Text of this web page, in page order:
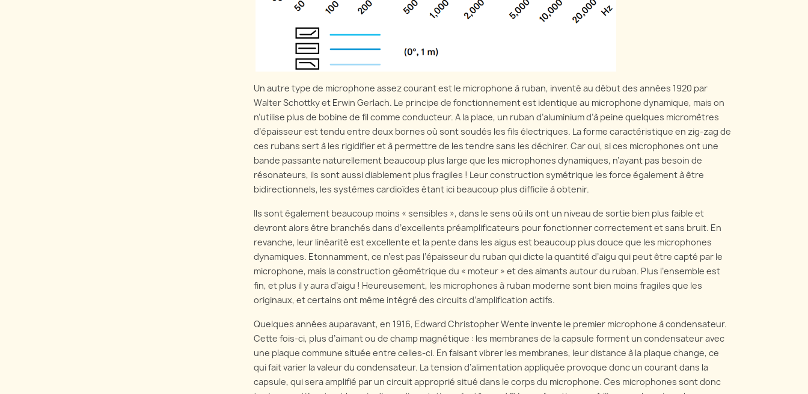
Un autre type de microphone assez courant est le microphone à ruban, inventé au début des années 1920 par
Walter Schottky et Erwin Gerlach. Le principe de fonctionnement est identique au microphone dynamique, mais on
n’utilise plus de bobine de fil comme conducteur. A la place, un ruban d’aluminium d’à peine quelques micromètres
d’épaisseur est tendu entre deux bornes où sont soudés les fils électriques. La forme caractéristique en zig-zag de
ces rubans sert à les rigidifier et à permettre de les tendre sans les déchirer. Car oui, si ces microphones ont une
bande passante naturellement beaucoup plus large que les microphones dynamiques, n’ayant pas besoin de
résonateurs, ils sont aussi diablement plus fragiles ! Leur construction symétrique les force également à être
bidirectionnels, les systèmes cardioïdes étant ici beaucoup plus difficile à obtenir.
Ils sont également beaucoup moins « sensibles », dans le sens où ils ont un niveau de sortie bien plus faible et
devront alors être branchés dans d’excellents préamplificateurs pour fonctionner correctement et sans bruit. En
revanche, leur linéarité est excellente et la pente dans les aigus est beaucoup plus douce que les microphones
dynamiques. Etonnamment, ce n’est pas l’épaisseur du ruban qui dicte la quantité d’aigu qui peut être capté par le
microphone, mais la construction géométrique du « moteur » et des aimants autour du ruban. Plus l’ensemble est
fin, et plus il y aura d’aigu ! Heureusement, les microphones à ruban moderne sont bien moins fragiles que les
originaux, et certains ont même intégré des circuits d’amplification actifs.
Quelques années auparavant, en 1916, Edward Christopher Wente invente le premier microphone à condensateur.
Cette fois-ci, plus d’aimant ou de champ magnétique : les membranes de la capsule forment un condensateur avec
une plaque commune située entre celles-ci. En faisant vibrer les membranes, leur distance à la plaque change, ce
qui fait varier la valeur du condensateur. La tension d’alimentation appliquée provoque donc un courant dans la
capsule, qui sera amplifié par un circuit approprié situé dans le corps du microphone. Ces microphones sont donc